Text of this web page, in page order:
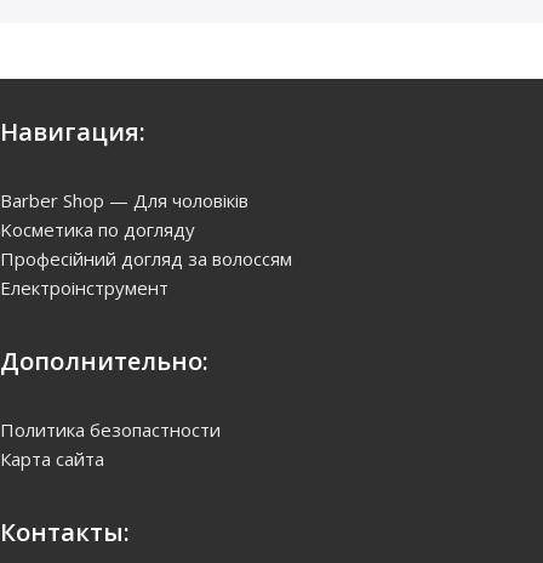
Навигация:
Barber Shop — Для чоловіків
Kосметика по догляду
Професійний догляд за волоссям
Електроінструмент
Дополнительно:
Политика безопастности
Карта сайта
Контакты: